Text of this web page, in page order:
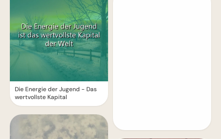
Die Energie der Jugend - Das
wertvollste Kapital